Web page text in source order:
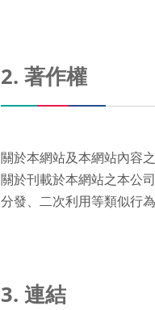
2. 著作權
關於本網站及本網站內容
關於刊載於本網站之本公
分發、二次利用等類似行為
3. 連結